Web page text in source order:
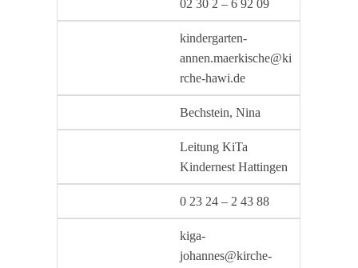
02 30 2 – 6 92 09
kindergarten-
annen.maerkische@ki
rche-hawi.de
Bechstein, Nina
Leitung KiTa
Kindernest Hattingen
0 23 24 – 2 43 88
kiga-
johannes@kirche-